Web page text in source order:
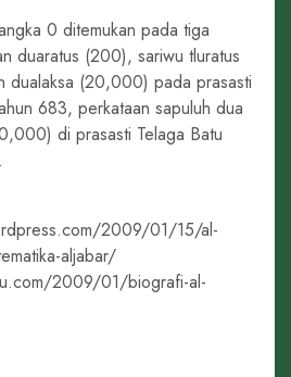
0 ditemukan pada tiga
duaratus (200), sariwu tluratus
dualaksa (20,000) pada prasasti
683, perkataan sapuluh dua
di prasasti Telaga Batu
2009/01/15/al-
aljabar/
2009/01/biografi-al-